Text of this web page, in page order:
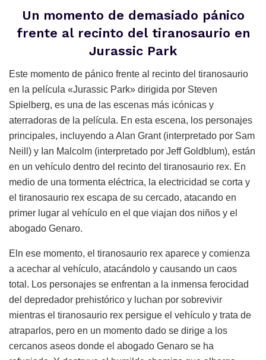
Un momento de demasiado pánico
frente al recinto del tiranosaurio en
Jurassic Park
Este momento de pánico frente al recinto del tiranosaurio
en la película «Jurassic Park» dirigida por Steven
Spielberg, es una de las escenas más icónicas y
aterradoras de la película. En esta escena, los personajes
principales, incluyendo a Alan Grant (interpretado por Sam
Neill) y Ian Malcolm (interpretado por Jeff Goldblum), están
en un vehículo dentro del recinto del tiranosaurio rex. En
medio de una tormenta eléctrica, la electricidad se corta y
el tiranosaurio rex escapa de su cercado, atacando en
primer lugar al vehículo en el que viajan dos niños y el
abogado Genaro.
Eln ese momento, el tiranosaurio rex aparece y comienza
a acechar al vehículo, atacándolo y causando un caos
total. Los personajes se enfrentan a la inmensa ferocidad
del depredador prehistórico y luchan por sobrevivir
mientras el tiranosaurio rex persigue el vehículo y trata de
atraparlos, pero en un momento dado se dirige a los
cercanos aseos donde el abogado Genaro se ha